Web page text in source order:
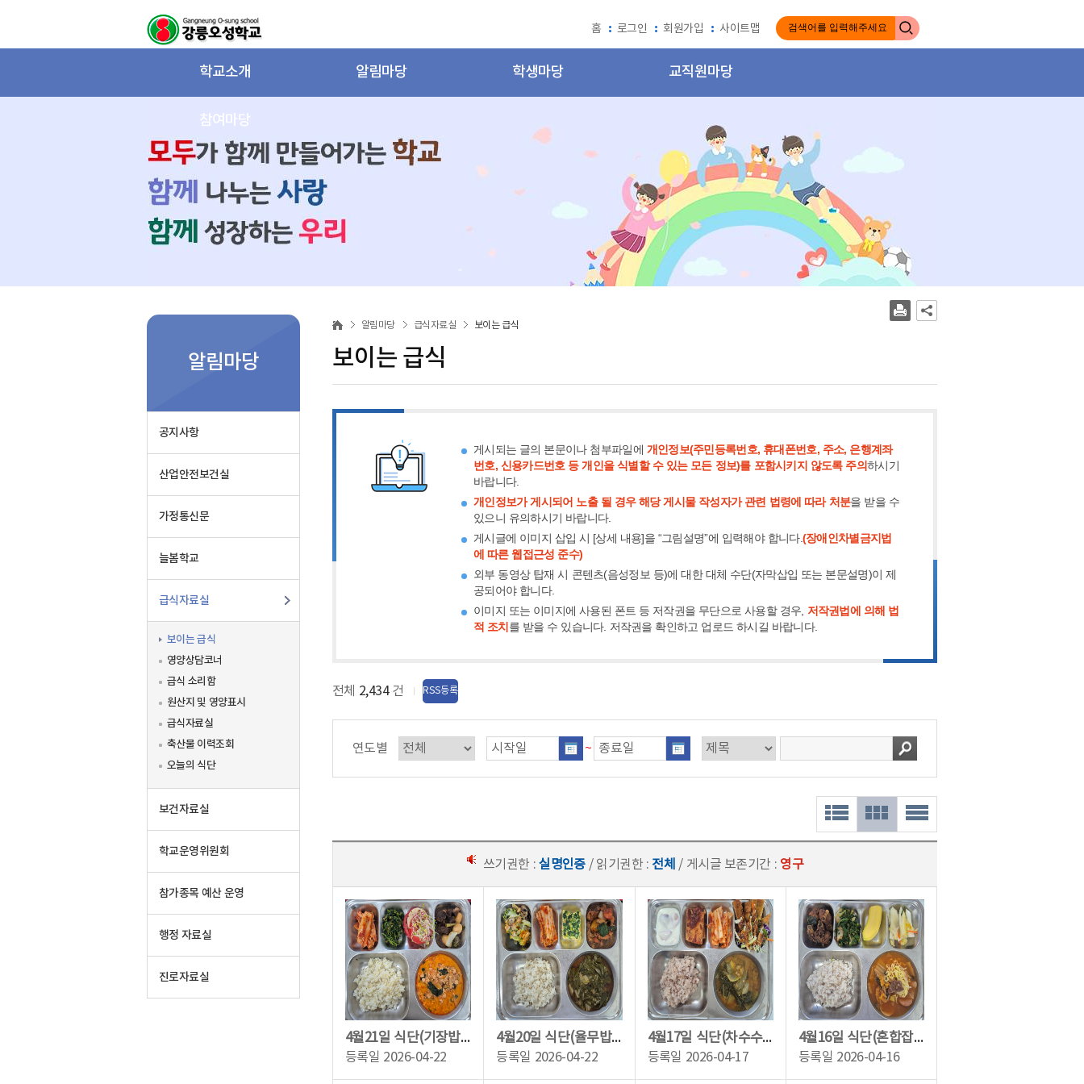
홈 로그인 회원가입 사이트맵
학교소개 알림마당 학생마당 교직원마당
참여마당
알림마당
공지사항
산업안전보건실
가정통신문
늘봄학교
급식자료실
보이는 급식
영양상담코너
급식 소리함
원산지 및 영양표시
급식자료실
축산물 이력조회
오늘의 식단
보건자료실
학교운영위원회
참가종목 예산 운영
행정 자료실
진로자료실
는
급
알림마당 급식자료실 보이는 급식
보이는 급식
게시되는 글의 본문이나 첨부파일에 개인정보(주민등록번호, 휴대폰번호, 주소, 은행계좌
번호, 신용카드번호 등 개인을 식별할 수 있는 모든 정보)를 포함시키지 않도록 주의하시기
바랍니다.
개인정보가 게시되어 노출 될 경우 해당 게시물 작성자가 관련 법령에 따라 처분을 받을 수
있으니 유의하시기 바랍니다.
게시글에 이미지 삽입 시 [상세 내용]을 “그림설명”에 입력해야 합니다.(장애인차별금지법
에 따른 웹접근성 준수)
외부 동영상 탑재 시 콘텐츠(음성정보 등)에 대한 대체 수단(자막삽입 또는 본문설명)이 제
공되어야 합니다.
이미지 또는 이미지에 사용된 폰트 등 저작권을 무단으로 사용할 경우, 저작권법에 의해 법
적 조치 를 받을 수 있습니다. 저작권을 확인하고 업로드 하시길 바랍니다.
전체 2,434 건 RSS등록
연도별 ~
쓰기권한 :실명인증/ 읽기권한 : 전체 / 게시글 보존기간 : 영구
4월21일 식단(기장밥,짬뽕순두부,쇠고기메추리알조림,비름나물무침,배추김치,카프레제...
등록일 2026-04-22
4월20일 식단(율무밥,근대된장국,안동찜닭,달걀찜,단호박연근브로콜리&참깨흑임자드레...
등록일 2026-04-22
4월17일 식단(차수수밥,콩가루배추국,우리콩두부조림,돈까스샐러드,배추김치,수제딸기...
등록일 2026-04-17
4월16일 식단(혼합잡곡밥,부대찌개&사리,등갈비찜,근대나물무침,백김치,바나나)
등록일 2026-04-16